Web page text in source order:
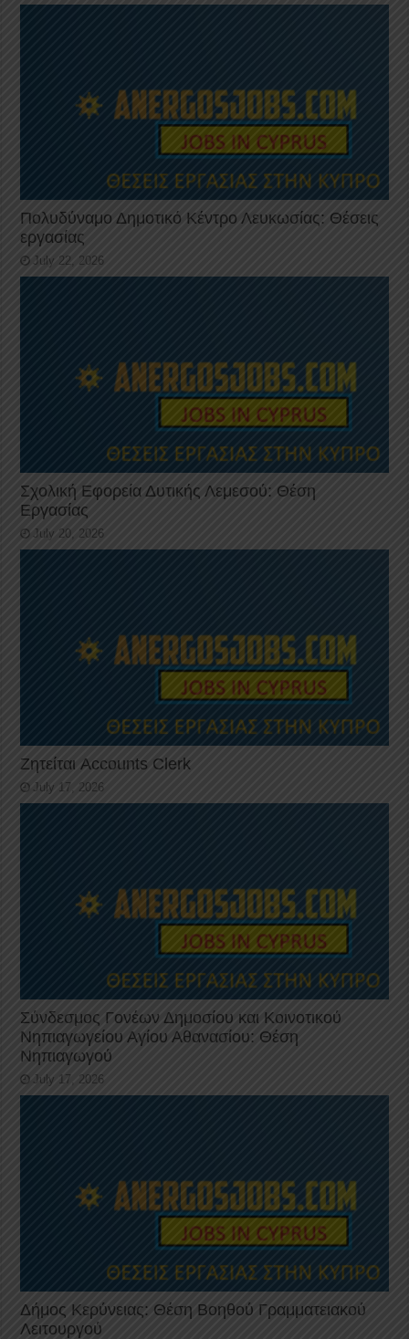
Πολυδύναμο Δημοτικό Κέντρο Λευκωσίας: Θέσεις
εργασίας
July 22, 2026
Σχολική Εφορεία Δυτικής Λεμεσού: Θέση
Εργασίας
July 20, 2026
Ζητείται Accounts Clerk
July 17, 2026
Σύνδεσμος Γονέων Δημοσίου και Κοινοτικού
Νηπιαγωγείου Αγίου Αθανασίου: Θέση
Νηπιαγωγού
July 17, 2026
Δήμος Κερύνειας: Θέση Βοηθού Γραμματειακού
Λειτουργού